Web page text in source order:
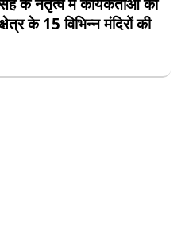
के 15 विभिन्न मंदिरों की